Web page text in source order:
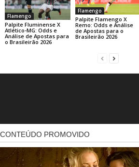
Flamengo
Palpite Fluminense X
Atlético-MG: Odds e
Análise de Apostas para
o Brasileirão 2026
Flamengo
Palpite Flamengo X
Remo: Odds e Análise
de Apostas para o
Brasileirão 2026